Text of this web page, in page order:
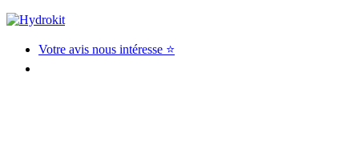
Votre avis nous intéresse ⭐